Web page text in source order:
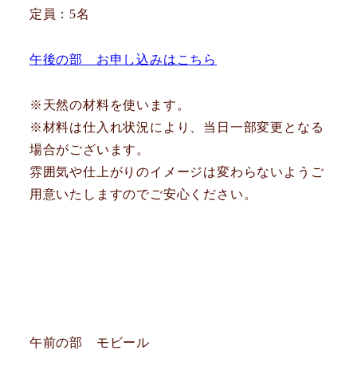
定員：5名
午後の部 お申し込みはこちら
※天然の材料を使います。
※材料は仕入れ状況により、当日一部変更となる
場合がございます。
雰囲気や仕上がりのイメージは変わらないようご
用意いたしますのでご安心ください。
午前の部 モビール